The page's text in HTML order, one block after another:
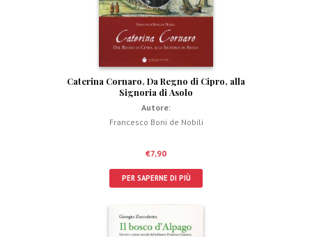
Caterina Cornaro. Da Regno di Cipro, alla
Signoria di Asolo
Autore:
Francesco Boni de Nobili
€7,90
PER SAPERNE DI PIÙ